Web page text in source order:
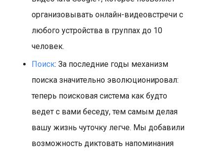
организовывать онлайн-видеовстречи с
любого устройства в группах до 10
человек.
Поиск: За последние годы механизм
поиска значительно эволюционировал:
теперь поисковая система как будто
ведет с вами беседу, тем самым делая
вашу жизнь чуточку легче. Мы добавили
возможность диктовать напоминания